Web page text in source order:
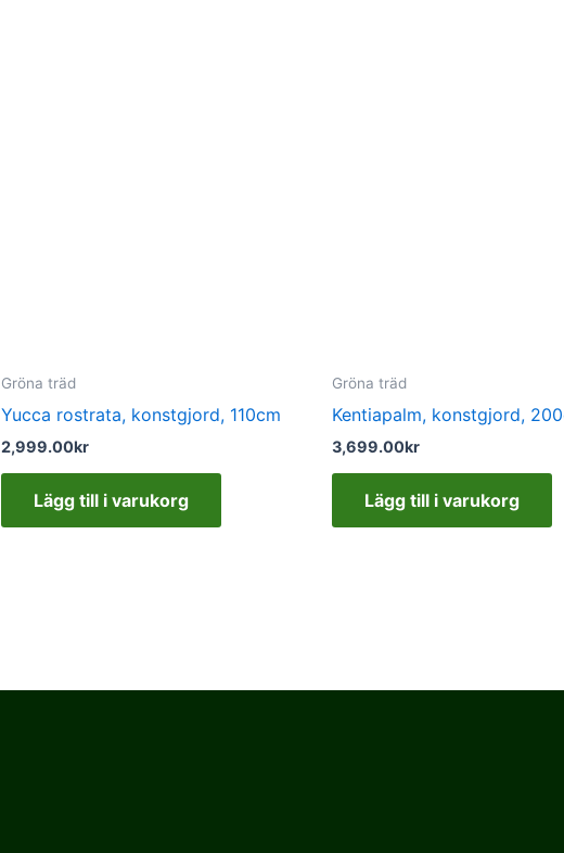
Gröna träd
Yucca rostrata, konstgjord, 110cm
2,999.00kr
Lägg till i varukorg
Gröna träd
Kentiapalm, konstgjord,
3,699.00kr
Lägg till i varukorg